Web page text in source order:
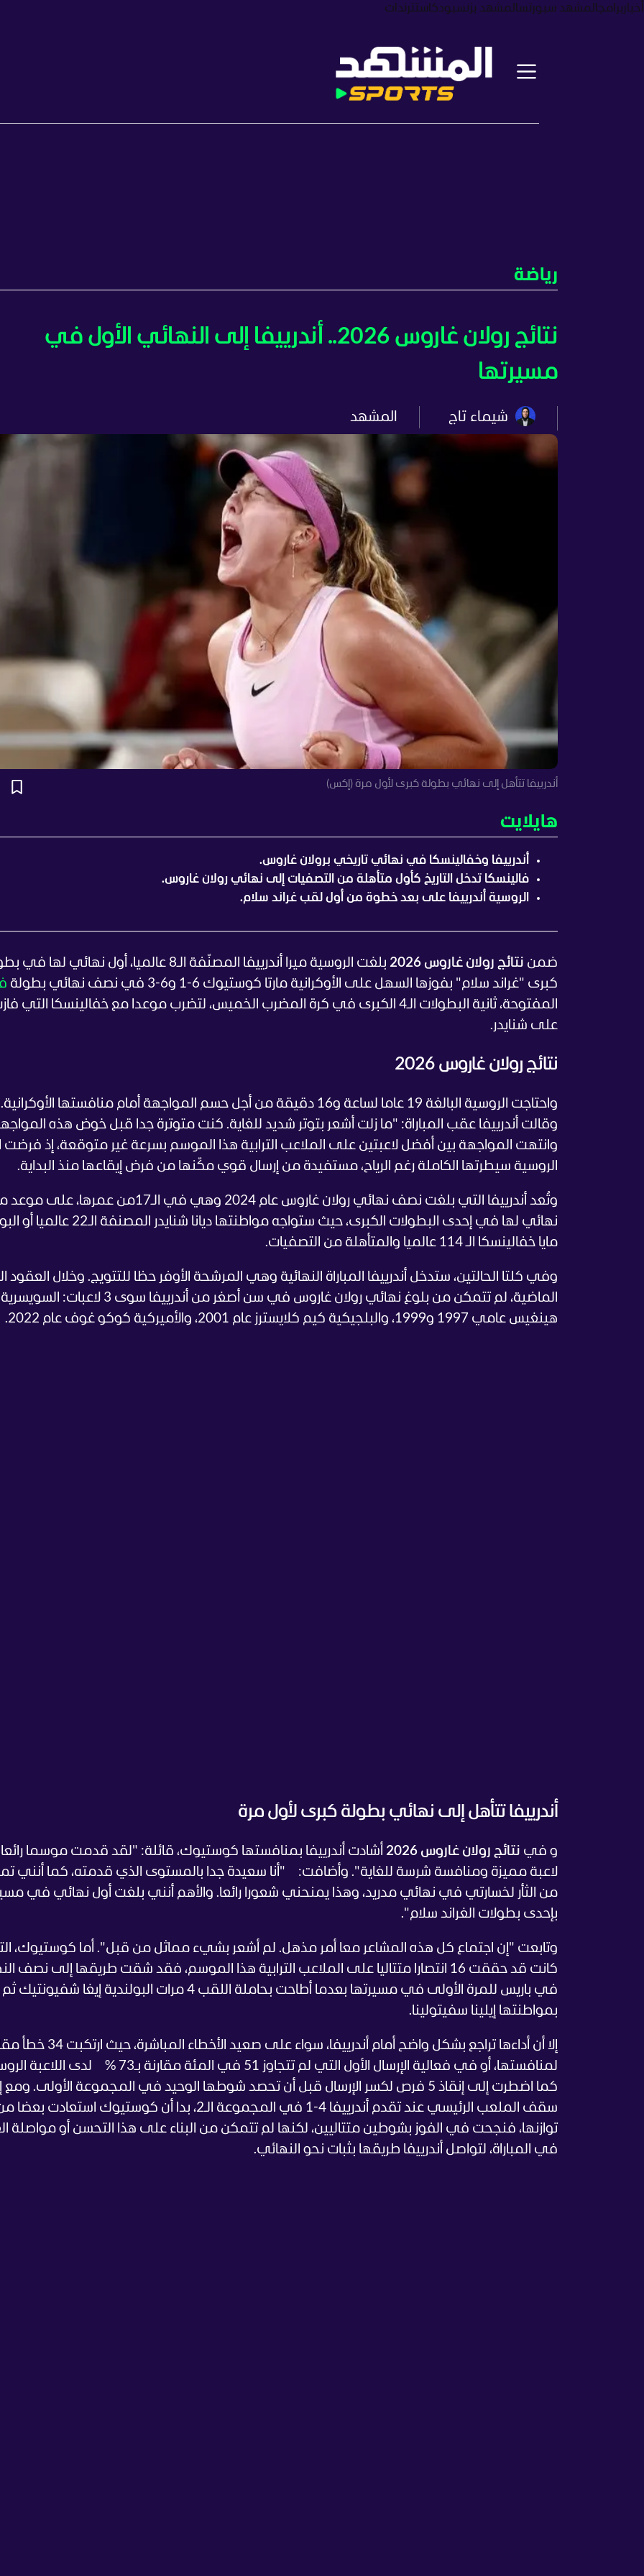
أخبار برامجالمشهد سبورتسالمشهد بزنسبودكاستترندات
رياضة
نتائج رولان غاروس 2026.. أندرييفا إلى النهائي الأول في
مسيرتها
شيماء تاج المشهد
أندرييفا تتأهل إلى نهائي بطولة كبرى لأول مرة (إكس)
هايلايت
أندرييفا وخفالينسكا في نهائي تاريخي برولان غاروس.
فالينسكا تدخل التاريخ كأول متأهلة من التصفيات إلى نهائي رولان غاروس.
الروسية أندرييفا على بعد خطوة من أول لقب غراند سلام.
ضمن نتائج رولان غاروس 2026
بلغت الروسية ميرا أندرييفا المصنّفة الـ8 عالميا، أول نهائي لها
كبرى "غراند سلام" بفوزها السهل على الأوكرانية مارتا كوستيوك 6-1 و6-3 في نصف نهائي بطولة
المفتوحة، ثانية البطولات الـ4 الكبرى في كرة المضرب الخميس، لتضرب موعدا مع خفالينسكا التي
على شنايدر.
نتائج رولان غاروس 2026
واحتاجت الروسية البالغة 19 عاما لساعة و16 دقيقة من أجل حسم المواجهة أمام منافستها الأوكرانية.
وقالت أندرييفا عقب المباراة: "ما زلت أشعر بتوتر شديد للغاية. كنت متوترة جدا قبل خوض هذه
وانتهت المواجهة بين أفضل لاعبتين على الملاعب الترابية هذا الموسم بسرعة غير متوقعة، إذ فرضت
الروسية سيطرتها الكاملة رغم الرياح، مستفيدة من إرسال قوي مكّنها من فرض إيقاعها منذ البداية.
وتُعد أندرييفا التي بلغت نصف نهائي رولان غاروس عام 2024 وهي في الـ17من
نهائي لها في إحدى البطولات الكبرى، حيث ستواجه مواطنتها ديانا شنايدر
مايا خفالينسكا الـ 114 عالميا والمتأهلة من التصفيات.
وفي كلتا الحالتين، ستدخل أندرييفا المباراة النهائية وهي المرشحة الأوفر حظا للتتويج.
الماضية، لم تتمكن من بلوغ نهائي رولان غاروس في سن أصغر من أندرييفا سوى
هينغيس عامي 1997 و1999، والبلجيكية كيم كلايسترز عام 2001، والأميركية كوكو غوف عام 2022.
أندرييفا تتأهل إلى نهائي بطولة كبرى لأول مرة
و في نتائج رولان غاروس 2026
أشادت أندرييفا بمنافستها كوستيوك، قائلة: "لقد قدمت موسما رائعا.
لاعبة مميزة ومنافسة شرسة للغاية". وأضافت: "أنا سعيدة جدا بالمستوى الذي قدمته، كما أنني
من الثأر لخسارتي في نهائي مدريد، وهذا يمنحني شعورا رائعا. والأهم أنني بلغت أول نهائي في
بإحدى بطولات الغراند سلام".
وتابعت "إن اجتماع كل هذه المشاعر معا أمر مذهل. لم أشعر بشيء مماثل من قبل". أما كوستيوك،
كانت قد حققت 16 انتصارا متتاليا على الملاعب الترابية هذا الموسم، فقد شقت طريقها إلى نصف
في باريس للمرة الأولى في مسيرتها بعدما أطاحت بحاملة اللقب 4 مرات البولندية إيغا شفيونتيك ثم
بمواطنتها إيلينا سفيتولينا.
لمنافستها، أو في فعالية الإرسال الأول التي لم تتجاوز 51 في المئة مقارنة بـ73 % لدى
كما اضطرت إلى إنقاذ 5 فرص لكسر الإرسال قبل أن تحصد شوطها الوحيد في المجموعة الأولى.
ومع
سقف الملعب الرئيسي عند تقدم أندرييفا 4-1 في المجموعة الـ2، بدا أن كوستيوك استعادت بعضا
توازنها، فنجحت في الفوز بشوطين متتاليين، لكنها لم تتمكن من البناء على هذا التحسن أو مواصلة
في المباراة، لتواصل أندرييفا طريقها بثبات نحو النهائي.